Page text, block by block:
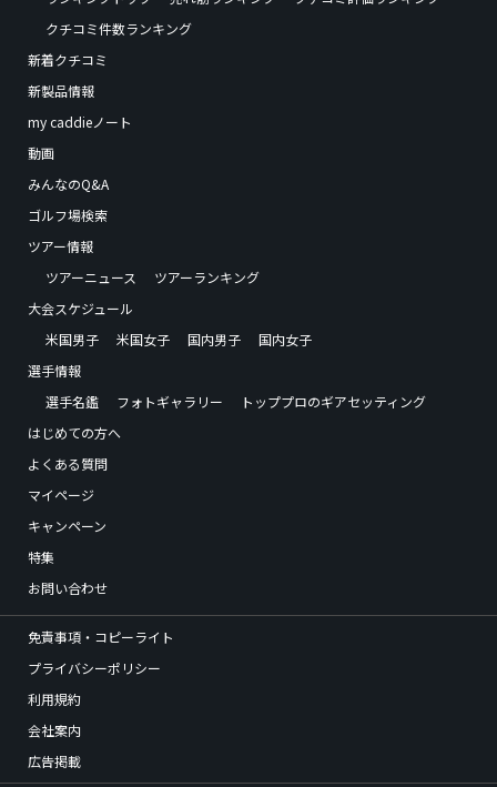
クチコミ件数ランキング
新着クチコミ
新製品情報
my caddieノート
動画
みんなのQ&A
ゴルフ場検索
ツアー情報
ツアーニュース
ツアーランキング
大会スケジュール
米国男子
米国女子 国内男子
国内女子
選手情報
選手名鑑
フォトギャラリー
トッププロのギアセッティング
はじめての方へ
よくある質問
マイページ
キャンペーン
特集
お問い合わせ
免責事項・コピーライト
プライバシーポリシー
利用規約
会社案内
広告掲載